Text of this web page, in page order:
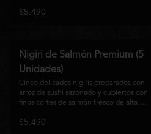
Su textura suave, frescura y sabor natural
$5.490
Nigiri de Salmón Premium (5
Unidades)
Cinco delicados nigiris preparados con
arroz de sushi sazonado y cubiertos con
finos cortes de salmón fresco de alta
gastronomía japonesa que destaca por su
$5.490